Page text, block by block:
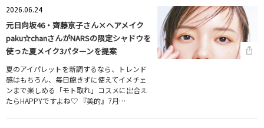
2026.06.24
元日向坂46・齊藤京子さん×ヘアメイク
paku☆chanさんがNARSの限定シャドウを
使った夏メイク3パターンを提案
夏のアイパレットを新調するなら、トレンド
感はもちろん、毎日飽きずに使えてイメチェ
ンまで楽しめる「モト取れ」コスメに出合え
たらHAPPYですよね♡ 『美的』7月…